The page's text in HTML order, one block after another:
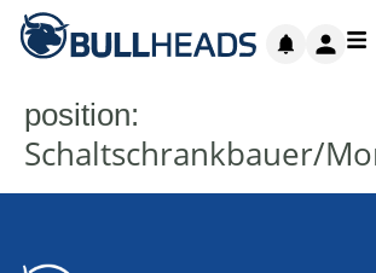
position:
Schaltschrankbauer/